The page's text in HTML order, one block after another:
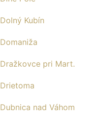
Dolný Kubín
Domaniža
Dražkovce pri Mart.
Drietoma
Dubnica nad Váhom